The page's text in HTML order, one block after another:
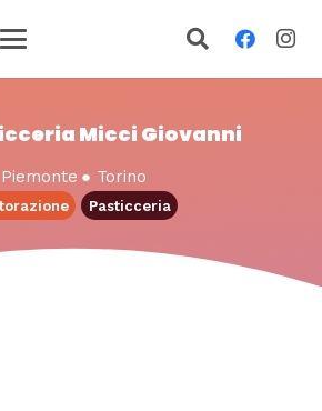
Micci Giovanni
Piemonte ● Torino
Pasticceria